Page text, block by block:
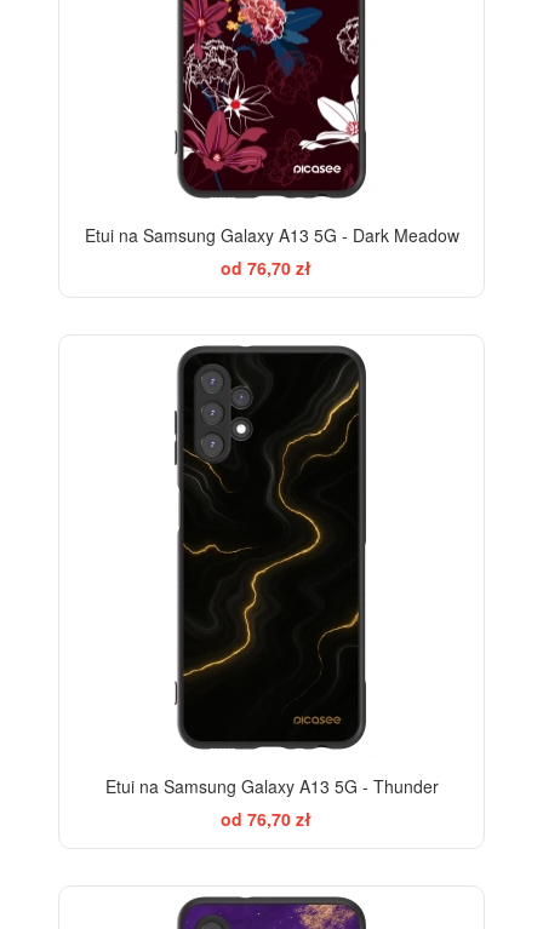
Etui na Samsung Galaxy A13 5G - Dark Meadow
od 76,70 zł
Etui na Samsung Galaxy A13 5G - Thunder
od 76,70 zł